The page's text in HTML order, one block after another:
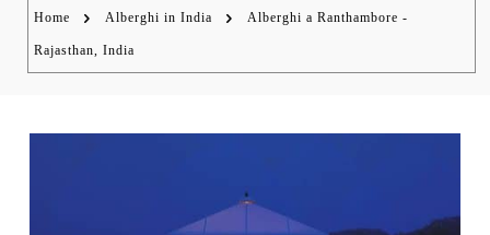
Home Alberghi in India Alberghi a Ranthambore -
Rajasthan, India